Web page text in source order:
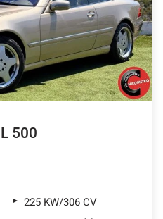
500
225 KW/306 CV